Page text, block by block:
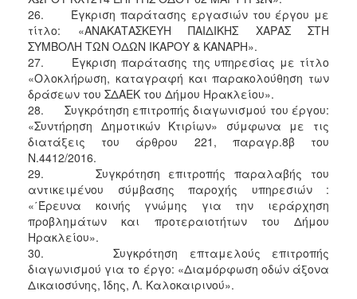
26. Έγκριση παράτασης εργασιών του έργου με
τίτλο: «ΑΝΑΚΑΤΑΣΚΕΥΗ ΠΑΙΔΙΚΗΣ ΧΑΡΑΣ ΣΤΗ
ΣΥΜΒΟΛΗ ΤΩΝ ΟΔΩΝ ΙΚΑΡΟΥ & ΚΑΝΑΡΗ».
27. Έγκριση παράτασης της υπηρεσίας με τίτλο
«Ολοκλήρωση, καταγραφή και παρακολούθηση των
δράσεων του ΣΔΑΕΚ του Δήμου Ηρακλείου».
28. Συγκρότηση επιτροπής διαγωνισμού του έργου:
«Συντήρηση Δημοτικών Κτιρίων» σύμφωνα με τις
διατάξεις του άρθρου 221, παραγρ.8β του
Ν.4412/2016.
29. Συγκρότηση επιτροπής παραλαβής του
αντικειμένου σύμβασης παροχής υπηρεσιών :
«΄Έρευνα κοινής γνώμης για την ιεράρχηση
προβλημάτων και προτεραιοτήτων του Δήμου
Ηρακλείου».
30. Συγκρότηση επταμελούς επιτροπής
διαγωνισμού για το έργο: «Διαμόρφωση οδών άξονα
Δικαιοσύνης, Ίδης, Λ. Καλοκαιρινού».